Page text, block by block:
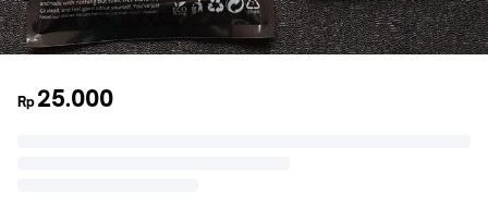
Rp 25.000